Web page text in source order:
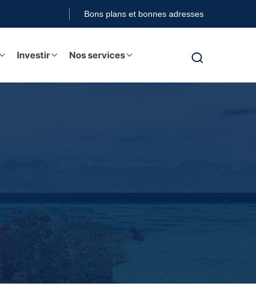
Bons plans et bonnes adresses
Investir Nos services